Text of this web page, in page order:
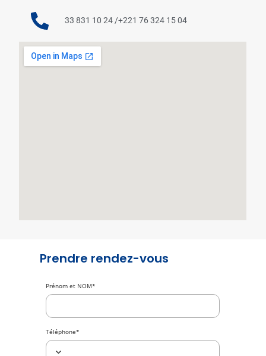
33 831 10 24 /+221 76 324 15 04
Prendre rendez-vous
Prénom et NOM*
Téléphone*